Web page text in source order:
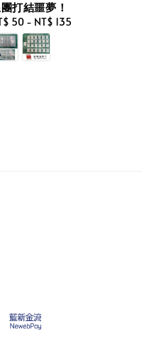
打結噩夢！
50 - NT$ 135